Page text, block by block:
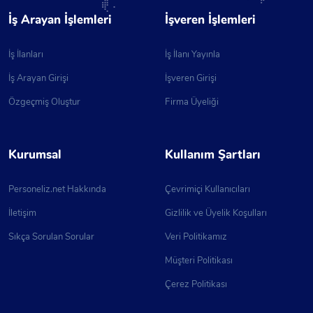
İş Arayan İşlemleri
İş İlanları
İş Arayan Girişi
Özgeçmiş Oluştur
İşveren İşlemleri
İş İlanı Yayınla
İşveren Girişi
Firma Üyeliği
Kurumsal
Personeliz.net Hakkında
İletişim
Sıkça Sorulan Sorular
Kullanım Şartları
Çevrimiçi Kullanıcıları
Gizlilik ve Üyelik Koşulları
Veri Politikamız
Müşteri Politikası
Çerez Politikası